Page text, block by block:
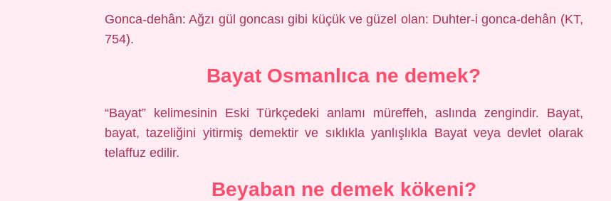
Gonca-dehân: Ağzı gül goncası gibi küçük ve güzel olan: Duhter-i gonca-dehân (KT,
754).
Bayat Osmanlıca ne demek?
“Bayat” kelimesinin Eski Türkçedeki anlamı müreffeh, aslında zengindir. Bayat,
bayat, tazeliğini yitirmiş demektir ve sıklıkla yanlışlıkla Bayat veya devlet olarak
telaffuz edilir.
Beyaban ne demek kökeni?